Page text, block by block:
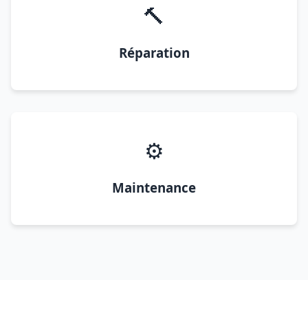
🔨
Réparation
⚙️
Maintenance